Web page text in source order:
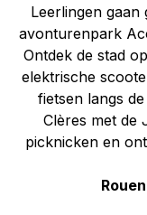
Leerlingen gaan
avonturenpark
Ontdek de stad
elektrische
fietsen langs
Clères met de
picknicken en